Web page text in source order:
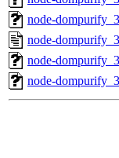
node-
node-
node-
node-